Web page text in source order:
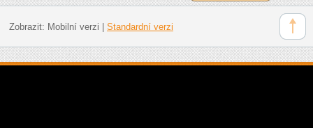
Zobrazit: Mobilní verzi Standardní verzi